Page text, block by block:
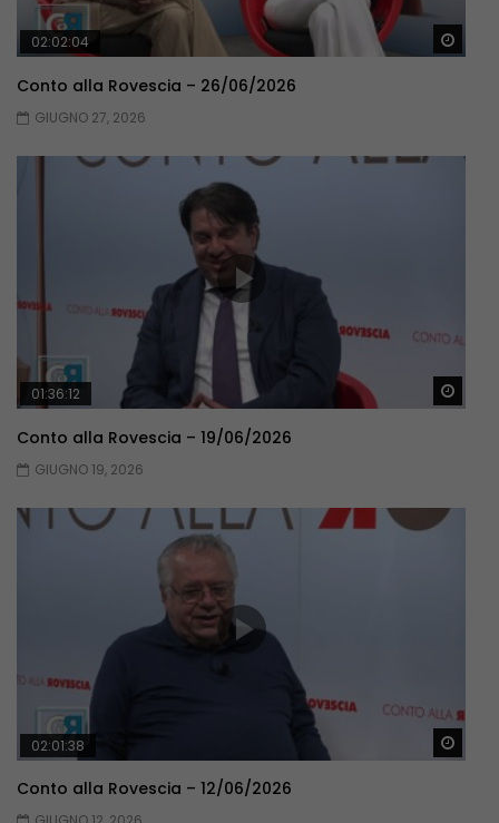
02:02:04
Conto alla Rovescia – 26/06/2026
GIUGNO 27, 2026
01:36:12
Conto alla Rovescia – 19/06/2026
GIUGNO 19, 2026
02:01:38
Conto alla Rovescia – 12/06/2026